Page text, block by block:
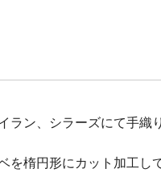
ラン、シラーズにて手織
を楕円形にカット加工し